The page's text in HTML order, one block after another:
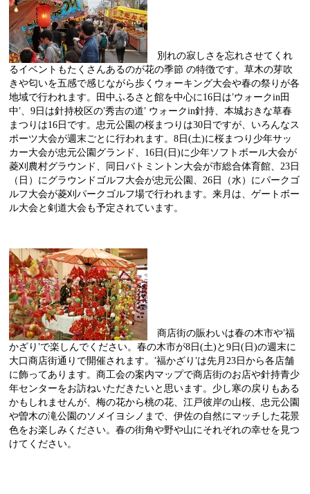
別れの寂しさを忘れさせてくれ
るイベントもたくさんあるのが花の季節 の特徴です。草木の芽吹
きや匂いを五感で感じながら歩くウォーキング大会や春の祭りが各
地域で行われます。田中ふるさと館を中心に16 日は’ウォークin田
中’、9 日は針持校区の’秀吉の道’ ウォークin針持、本城おきな草春
まつりは16 日です。忠元公園の桜まつりは30 日ですが、いろんなス
ポーツ大会が週末ごとに行われます。8 日(土)に桜まつり少年サッ
カー大会が忠元公園グランド、 16 日( 日)に少年ソフトボール大会が
菱刈農村グラウンド、同日バトミントン大会が市総合体育館、23 日
（日）にグラウンドゴルフ大会が忠元公園、26 日（水）にパークゴ
ルフ大会が菱刈パークゴルフ場で行われます。来月は、ゲートボー
ル大会と剣道大会も予定されています。
商店街の賑わいは春の木市や’福
かざり’で楽しんでください。春の木市が8日(土) と9日(日)の週末に
大口商店街通りで開催されます。’福かざり’は先月 23日から各店舗
に飾ってあります。商工会の案内マップで商店街のお店や針持青少
年センターをお訪ねいただきたいと思います。少し寒の戻りもある
かもしれませんが、梅の花から桃の花、江戸彼岸の山桜、忠元公園
や曽木の滝公園のソメイヨシノまで、伊佐の自然にマッチした花景
色をお楽しみください。春の街角や野や山にそれぞれの幸せを見つ
けてください。